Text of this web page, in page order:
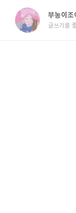
부농이조
글쓰기를